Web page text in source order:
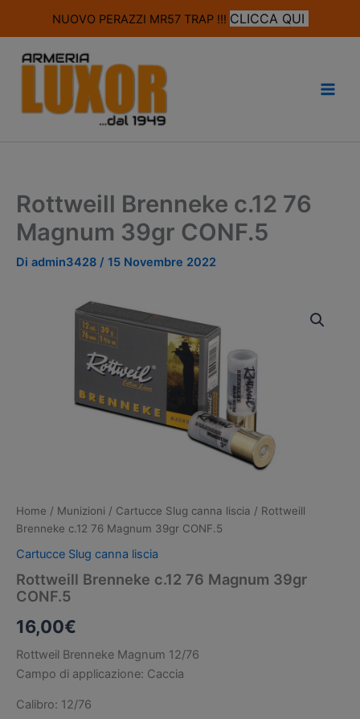
NUOVO PERAZZI MR57 TRAP !!! CLICCA QUI
Rottweill Brenneke c.12 76
Magnum 39gr CONF.5
Di admin3428 / 15 Novembre 2022
Home / Munizioni / Cartucce Slug canna liscia / Rottweill
Brenneke c.12 76 Magnum 39gr CONF.5
Cartucce Slug canna liscia
Rottweill Brenneke c.12 76 Magnum 39gr
CONF.5
16,00€
Rottweil Brenneke Magnum 12/76
Campo di applicazione: Caccia
Calibro: 12/76